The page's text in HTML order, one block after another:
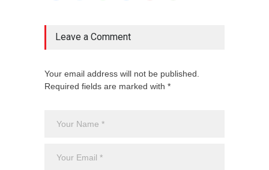
Leave a Comment
Your email address will not be published.
Required fields are marked with *